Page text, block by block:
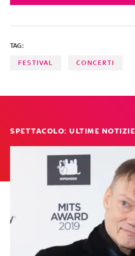
TAG:
FESTIVAL CONCERTI
SPETTACOLO: ULTIME NOTIZIE